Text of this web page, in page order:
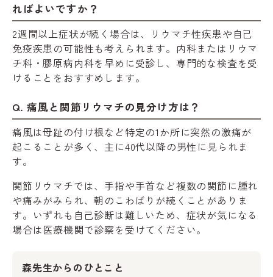
ればよいですか？
2週間以上症状が続く場合は、リウマチ性疾患や自己
免疫疾患の可能性も考えられます。内科またはリウマ
チ科・膠原病内科を早めに受診し、専門的な検査を受
けることをおすすめします。
Q. 痛風と関節リウマチの見分け方は？
痛風は母趾の付け根など特定の1か所に突然の激痛が
起こることが多く、主に40代以降の男性に見られま
す。
関節リウマチでは、手指や手首など複数の関節に腫れ
や痛みがみられ、朝のこわばりが続くことがありま
す。いずれも自己診断は難しいため、症状が気になる
場合は医療機関で診察を受けてください。
森先生からのひとこと